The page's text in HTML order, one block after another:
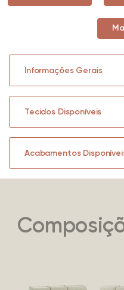
Informações Gerais
Tecidos Disponíveis
Acabamentos